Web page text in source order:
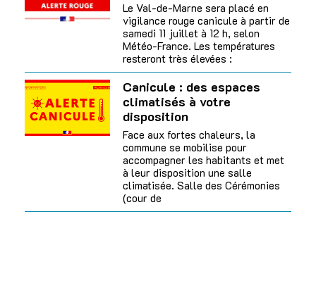
Le Val-de-Marne sera placé en
vigilance rouge canicule à partir de
samedi 11 juillet à 12 h, selon
Météo-France. Les températures
resteront très élevées :
Canicule : des espaces
climatisés à votre
disposition
Face aux fortes chaleurs, la
commune se mobilise pour
accompagner les habitants et met
à leur disposition une salle
climatisée. Salle des Cérémonies
(cour de